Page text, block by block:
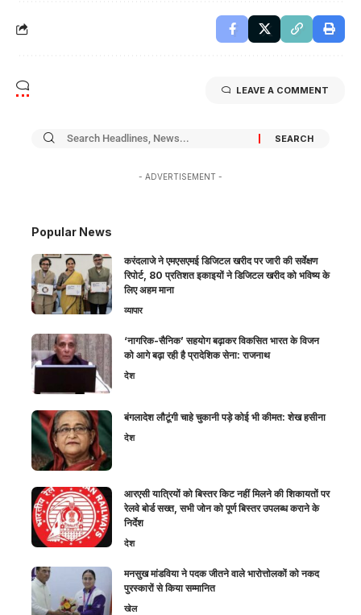
LEAVE A COMMENT
- ADVERTISEMENT -
Popular News
करंदलाजे ने एमएसएमई डिजिटल खरीद पर जारी की सर्वेक्षण
रिपोर्ट, 80 प्रतिशत इकाइयों ने डिजिटल खरीद को भविष्य के
लिए अहम माना
व्यापार
‘नागरिक-सैनिक’ सहयोग बढ़ाकर विकसित भारत के विजन
को आगे बढ़ा रही है प्रादेशिक सेना: राजनाथ
देश
बंगलादेश लौटूंगी चाहे चुकानी पड़े कोई भी कीमत: शेख हसीना
देश
आरएसी यात्रियों को बिस्तर किट नहीं मिलने की शिकायतों पर
रेलवे बोर्ड सख्त, सभी जोन को पूर्ण बिस्तर उपलब्ध कराने के
निर्देश
देश
मनसुख मांडविया ने पदक जीतने वाले भारोत्तोलकों को नकद
पुरस्कारों से किया सम्मानित
खेल